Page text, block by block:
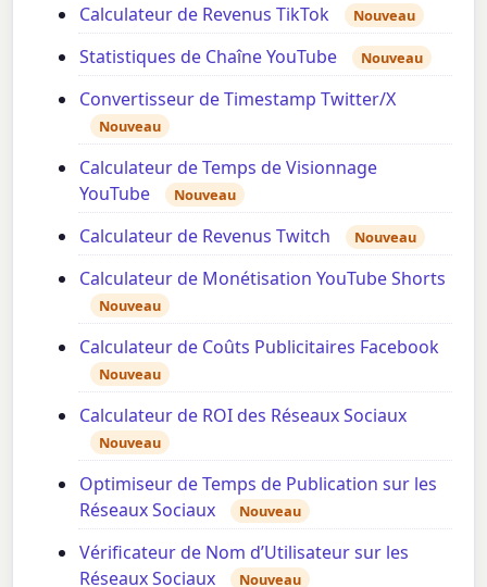
Calculateur de Revenus TikTok Nouveau
Statistiques de Chaîne YouTube Nouveau
Convertisseur de Timestamp Twitter/X
Nouveau
Calculateur de Temps de Visionnage
YouTube
Nouveau
Calculateur de Revenus Twitch Nouveau
Calculateur de Monétisation YouTube Shorts
Nouveau
Calculateur de Coûts Publicitaires Facebook
Nouveau
Calculateur de ROI des Réseaux Sociaux
Nouveau
Optimiseur de Temps de Publication sur les
Réseaux Sociaux
Nouveau
Vérificateur de Nom d’Utilisateur sur les
Réseaux Sociaux
Nouveau